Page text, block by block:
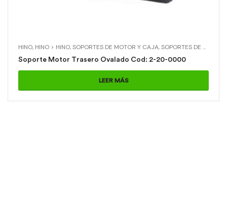
HINO, HINO > HINO,SOPORTES DE MOTOR Y CAJA,SOPORTES DE MOTOR Y CAJA > SOP. MOTOR TRASERO OVALADO
Soporte Motor Trasero Ovalado Cod: 2-20-0000
LEER MÁS